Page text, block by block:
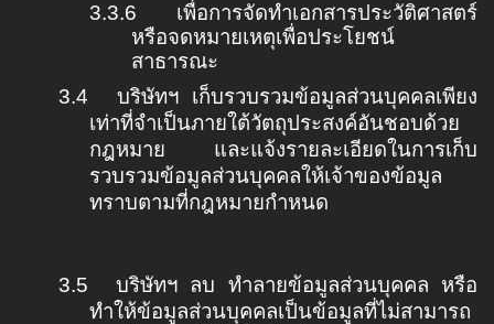
3.3.6
เพื่อการจัดทำเอกสารประวัติศาสตร์
หรือจดหมายเหตุเพื่อประโยชน์
สาธารณะ
3.4
บริษัทฯ เก็บรวบรวมข้อมูลส่วนบุคคลเพียง
เท่าที่จำเป็นภายใต้วัตถุประสงค์อันชอบด้วย
กฎหมาย และแจ้งรายละเอียดในการเก็บ
รวบรวมข้อมูลส่วนบุคคลให้เจ้าของข้อมูล
ทราบตามที่กฎหมายกำหนด
3.5
บริษัทฯ ลบ ทำลายข้อมูลส่วนบุคคล หรือ
ทำให้ข้อมูลส่วนบุคคลเป็นข้อมูลที่ไม่สามารถ